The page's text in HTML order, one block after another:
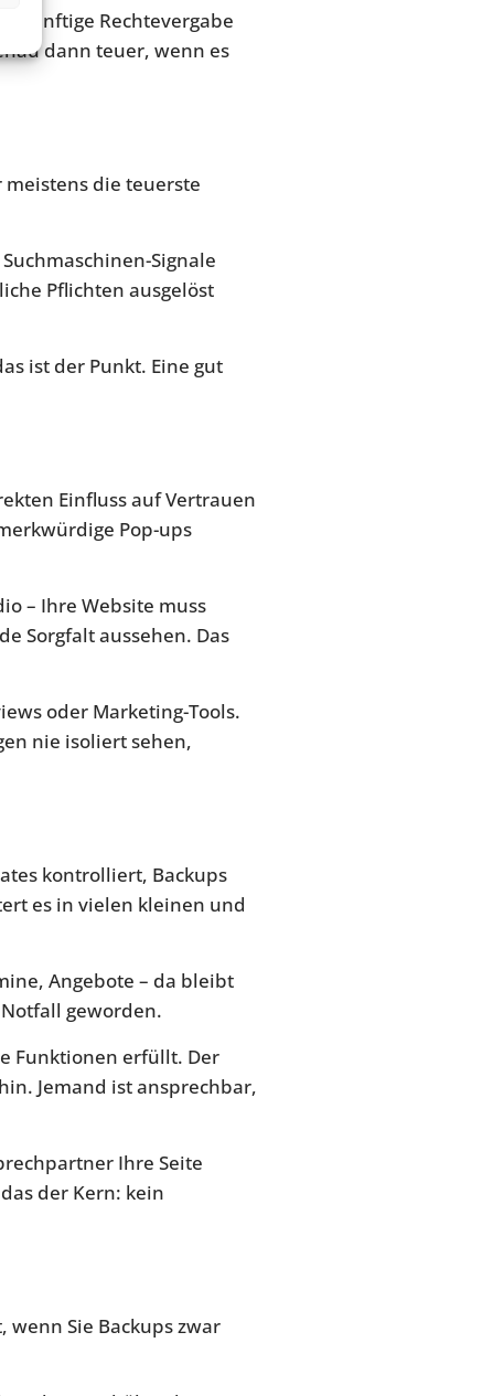
Rechtevergabe
dann teuer, wenn es
die teuerste
Signale
Pflichten ausgelöst
ist der Punkt. Eine gut
Einfluss auf Vertrauen
Pop-ups
– Ihre Website muss
Sorgfalt aussehen. Das
oder Marketing-Tools.
nie isoliert sehen,
kontrolliert, Backups
es in vielen kleinen und
Angebote – da bleibt
geworden.
Funktionen erfüllt. Der
Jemand ist ansprechbar,
Ihre Seite
der Kern: kein
wenn Sie Backups zwar